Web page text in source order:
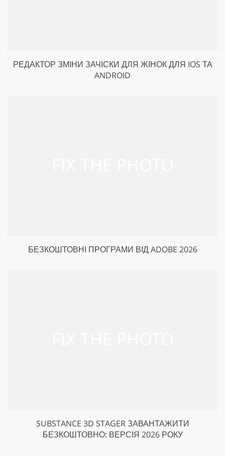
РЕДАКТОР ЗМІНИ ЗАЧІСКИ ДЛЯ ЖІНОК ДЛЯ IOS ТА
ANDROID
БЕЗКОШТОВНІ ПРОГРАМИ ВІД ADOBE 2026
SUBSTANCE 3D STAGER ЗАВАНТАЖИТИ
БЕЗКОШТОВНО: ВЕРСІЯ 2026 РОКУ